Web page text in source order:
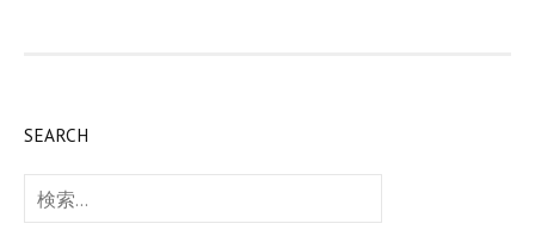
SEARCH
検
索: